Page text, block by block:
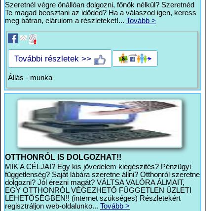
Szeretnél végre önállóan dolgozni, főnök nélkül? Szeretnéd
Te magad beosztani az időded? Ha a válaszod igen, keress
meg bátran, elárulom a részleteket!... Tovább >
További részletek >>
Állás - munka
OTTHONRÓL IS DOLGOZHAT!!
MIK A CÉLJAI? Egy kis jövedelem kiegészités? Pénzügyi
függetlenség? Saját lábára szeretne állni? Otthonról szeretne
dolgozni? Jól érezni magát? VÁLTSA VALÓRA ÁLMAIT,
EGY OTTHONRÓL VÉGEZHETŐ FÜGGETLEN ÜZLETI
LEHETŐSÉGBEN!! (internet szükséges) Részletekért
regisztráljon web-oldalunko... Tovább >